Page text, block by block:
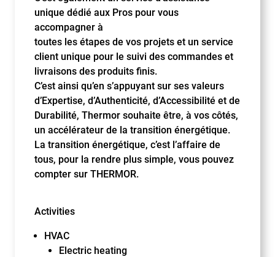
unique dédié aux Pros pour vous
accompagner à
toutes les étapes de vos projets et un service
client unique pour le suivi des commandes et
livraisons des produits finis.
C’est ainsi qu’en s’appuyant sur ses valeurs
d’Expertise, d’Authenticité, d’Accessibilité et de
Durabilité, Thermor souhaite être, à vos côtés,
un accélérateur de la transition énergétique.
La transition énergétique, c’est l’affaire de
tous, pour la rendre plus simple, vous pouvez
compter sur THERMOR.
Activities
HVAC
Electric heating